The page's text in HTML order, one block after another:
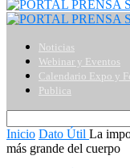
Noticias
Webinar y Eventos
Calendario Expo y
Publica
Inicio Dato Útil La
más grande del cuerpo